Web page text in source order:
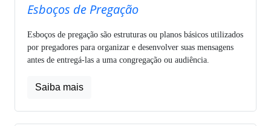
Esboços de Pregação
Esboços de pregação são estruturas ou planos básicos utilizados
por pregadores para organizar e desenvolver suas mensagens
antes de entregá-las a uma congregação ou audiência.
Saiba mais